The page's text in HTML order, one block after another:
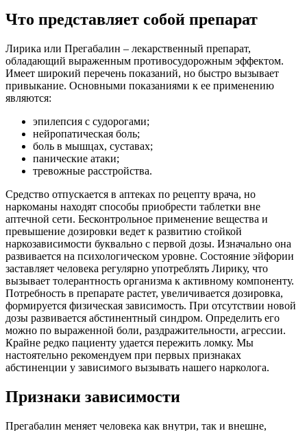
Что представляет собой препарат
Лирика или Прегабалин – лекарственный препарат,
обладающий выраженным противосудорожным эффектом.
Имеет широкий перечень показаний, но быстро вызывает
привыкание. Основными показаниями к ее применению
являются:
эпилепсия с судорогами;
нейропатическая боль;
боль в мышцах, суставах;
панические атаки;
тревожные расстройства.
Средство отпускается в аптеках по рецепту врача, но
наркоманы находят способы приобрести таблетки вне
аптечной сети. Бесконтрольное применение вещества и
превышение дозировки ведет к развитию стойкой
наркозависимости буквально с первой дозы. Изначально она
развивается на психологическом уровне. Состояние эйфории
заставляет человека регулярно употреблять Лирику, что
вызывает толерантность организма к активному компоненту.
Потребность в препарате растет, увеличивается дозировка,
формируется физическая зависимость. При отсутствии новой
дозы развивается абстинентный синдром. Определить его
можно по выраженной боли, раздражительности, агрессии.
Крайне редко пациенту удается пережить ломку. Мы
настоятельно рекомендуем при первых признаках
абстиненции у зависимого вызывать нашего нарколога.
Признаки зависимости
Прегабалин меняет человека как внутри, так и внешне,